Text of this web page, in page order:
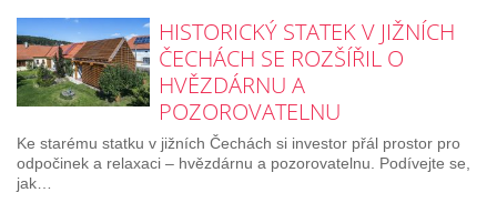
HISTORICKÝ STATEK V JIŽNÍCH
ČECHÁCH SE ROZŠÍŘIL O
HVĚZDÁRNU A
POZOROVATELNU
Ke starému statku v jižních Čechách si investor přál prostor pro
odpočinek a relaxaci – hvězdárnu a pozorovatelnu. Podívejte se,
jak…